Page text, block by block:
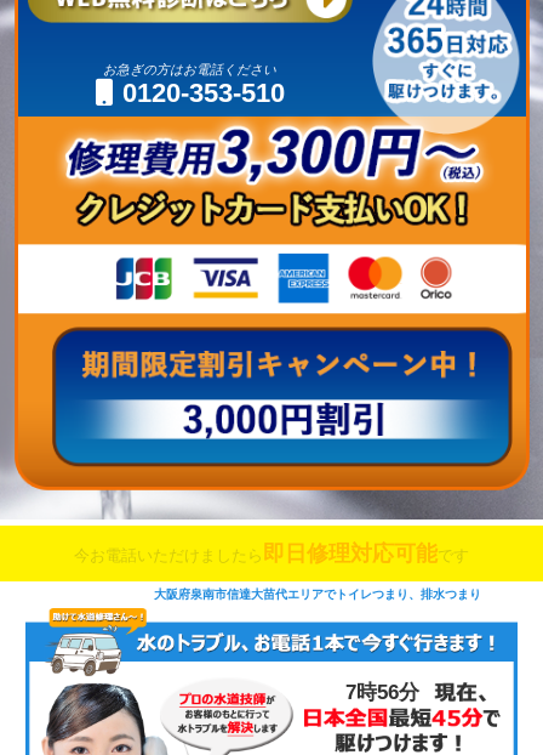
お急ぎの方はお電話ください
0120-353-510
今お電話いただけましたら 即日修理対応可能です
大阪府泉南市信達大苗代エリアでトイレつまり、排水つまり
7時56分